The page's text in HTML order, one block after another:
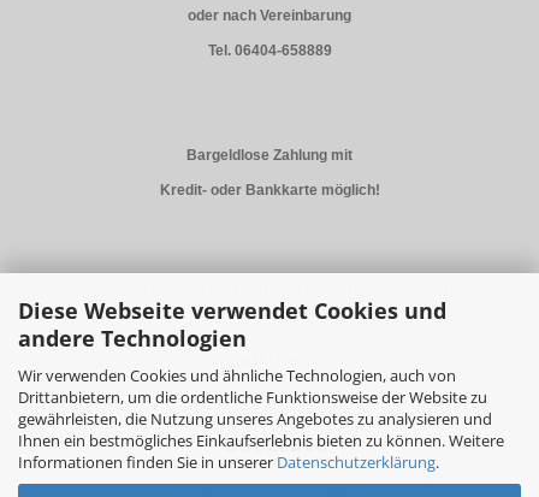
Diese Webseite verwendet Cookies und
andere Technologien
Wir verwenden Cookies und ähnliche Technologien, auch von
Drittanbietern, um die ordentliche Funktionsweise der Website zu
gewährleisten, die Nutzung unseres Angebotes zu analysieren und
Ihnen ein bestmögliches Einkaufserlebnis bieten zu können. Weitere
Informationen finden Sie in unserer Datenschutzerklärung.
oder nach Vereinbarung
Tel. 06404-658889
Bargeldlose Zahlung mit
Kredit- oder Bankkarte möglich!
registriert und lizensiert.